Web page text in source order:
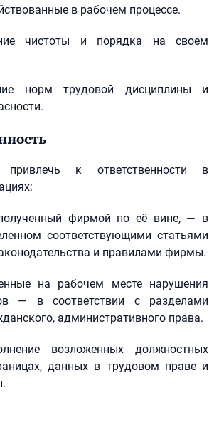
в рабочем процессе.
чистоты и порядка на своем
норм трудовой дисциплины и
к ответственности в
фирмой по её вине, — в
соответствующими статьями
и правилами фирмы.
на рабочем месте нарушения
— в соответствии с разделами
административного права.
возложенных должностных
данных в трудовом праве и